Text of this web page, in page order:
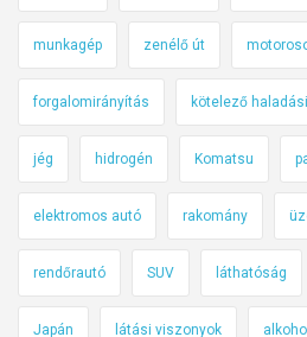
munkagép zenélő út
forgalomirányítás kötelező
jég hidrogén Komatsu
elektromos autó rakomány
rendőrautó SUV láthatóság
Japán látási viszonyok